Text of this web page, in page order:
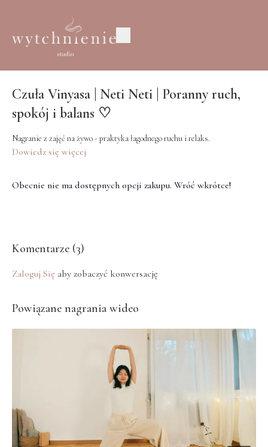
Czuła Vinyasa | Neti Neti | Poranny ruch,
spokój i balans ♡
Nagranie z zajęć na żywo - praktyka łagodnego ruchu i relaks.
Dowiedz się więcej
Obecnie nie ma dostępnych opcji zakupu. Wróć wkrótce!
Komentarze (3)
Zaloguj Się aby zobaczyć konwersację
Powiązane nagrania wideo